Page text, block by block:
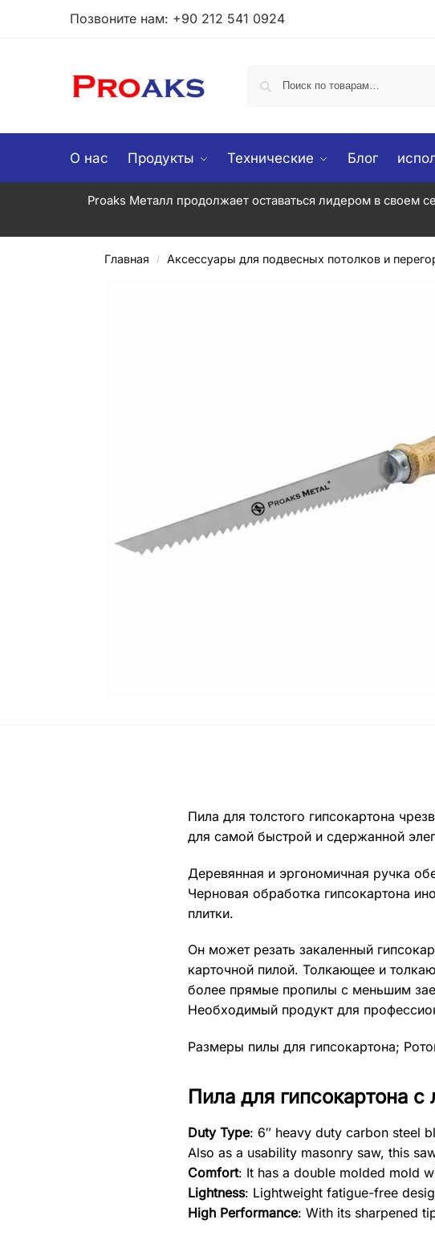
Позвоните нам: +90 212 541 0924
О нас Продукты Технические Блог
Proaks Металл продолжает оставаться лидером в своем
Главная / Аксессуары для подвесных потолков и
Пила для толстого гипсокартона
для самой быстрой и сдержанной
Деревянная и эргономичная ручка
Черновая обработка гипсокартона
плитки.
Он может резать закаленный
карточной пилой. Толкающее и
более прямые пропилы с меньшим
Необходимый продукт для
Размеры пилы для гипсокартона;
Пила для гипсокартона с
Duty Type: 6″ heavy duty carbon steel
Also as a usability masonry saw, this
Comfort: It has a double molded mold
Lightness: Lightweight fatigue-free
High Performance: With its sharpened